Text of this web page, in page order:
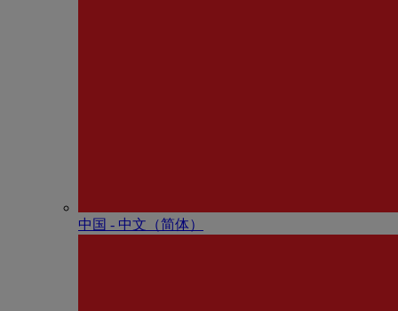
中国 - 中⽂（简体）